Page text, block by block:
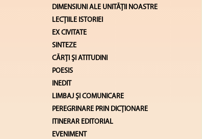
DIMENSIUNI ALE UNITĂŢII NOASTRE
LECŢIILE ISTORIEI
EX CIVITATE
SINTEZE
CĂRŢI ŞI ATITUDINI
POESIS
INEDIT
LIMBAJ ŞI COMUNICARE
PEREGRINARE PRIN DICȚIONARE
ITINERAR EDITORIAL
EVENIMENT